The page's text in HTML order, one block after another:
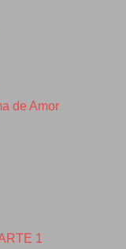
de Amor
1